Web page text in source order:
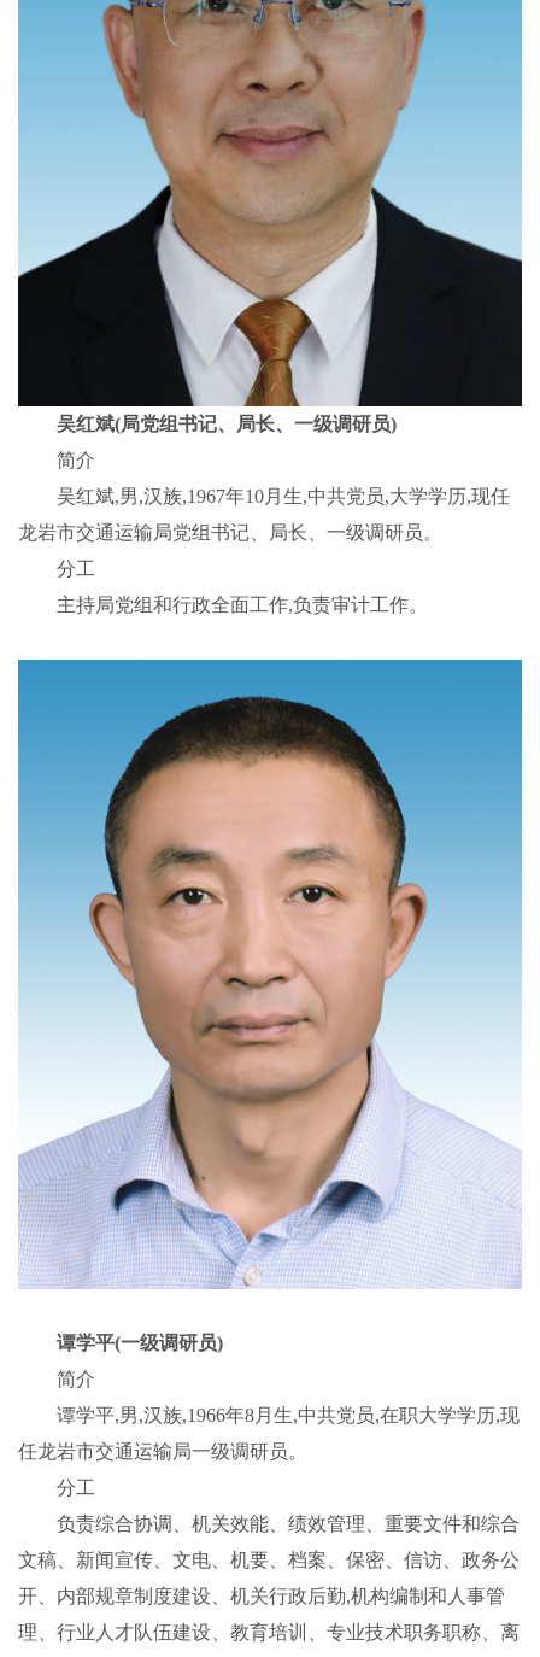
吴红斌(局党组书记、局长、一级调研员)
简介
吴红斌,男,汉族,1967年10月生,中共党员,大学学历,现任
龙岩市交通运输局党组书记、局长、一级调研员。
分工
主持局党组和行政全面工作,负责审计工作。
谭学平(一级调研员)
简介
谭学平,男,汉族,1966年8月生,中共党员,在职大学学历,现
任龙岩市交通运输局一级调研员。
分工
负责综合协调、机关效能、绩效管理、重要文件和综合
文稿、新闻宣传、文电、机要、档案、保密、信访、政务公
开、内部规章制度建设、机关行政后勤,机构编制和人事管
理、行业人才队伍建设、教育培训、专业技术职务职称、离